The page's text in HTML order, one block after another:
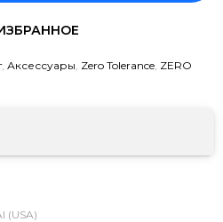
, Аксессуары, Zero Tolerance, ZERO
(USA)